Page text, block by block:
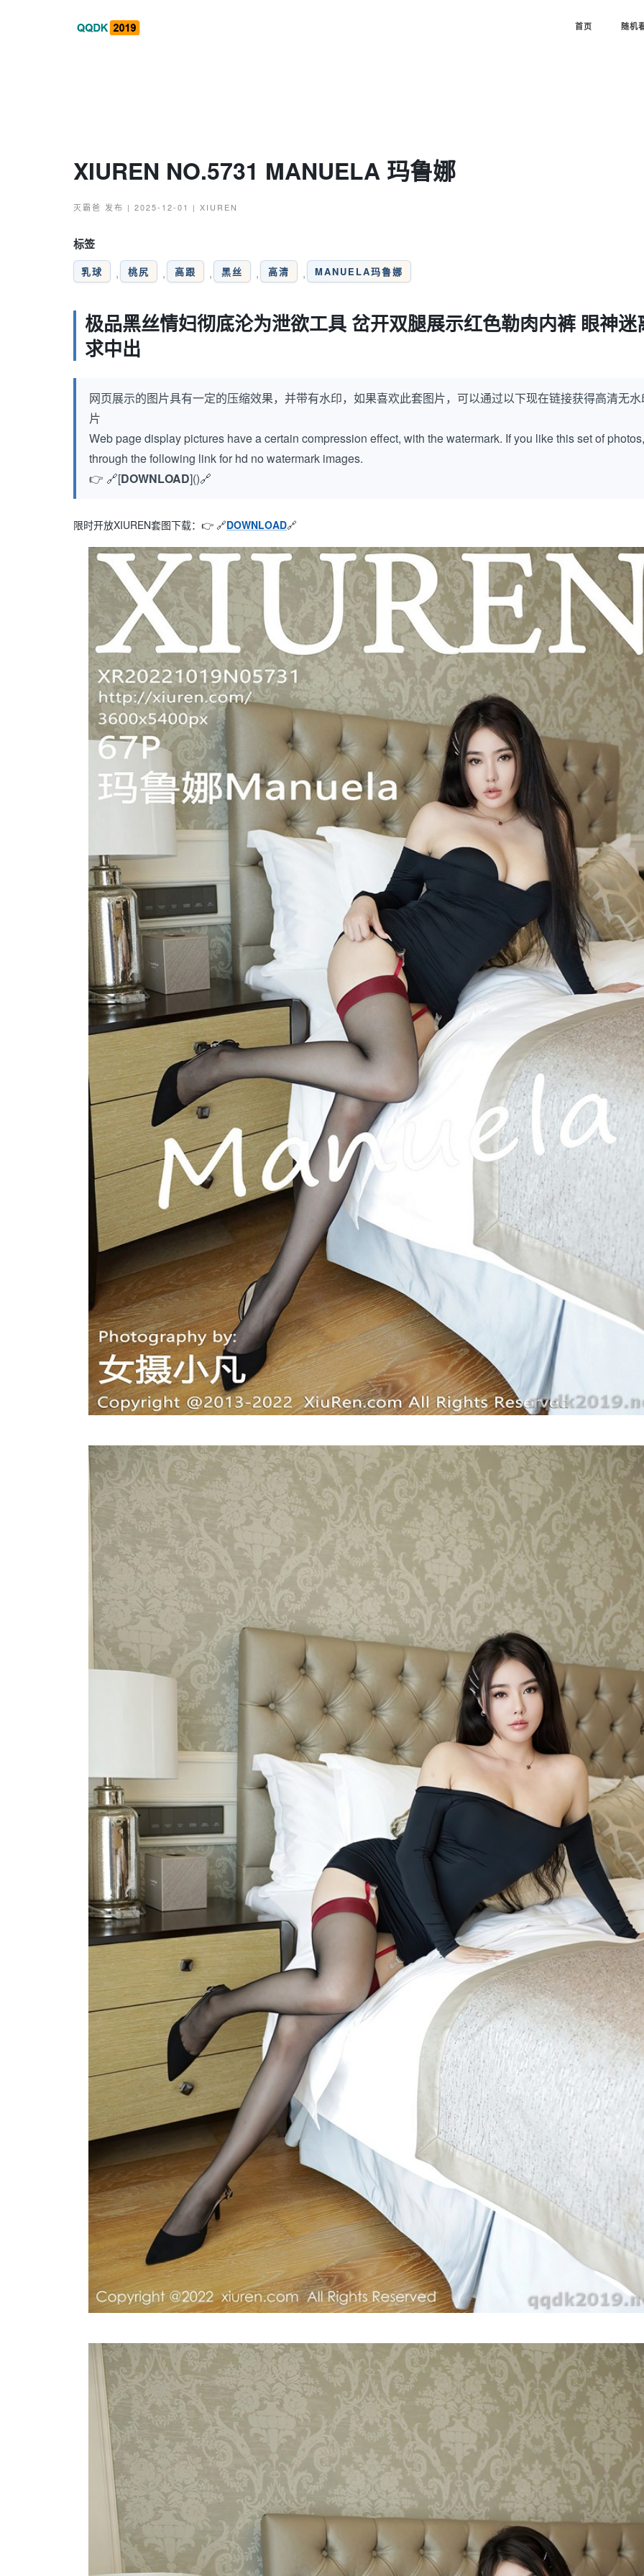
首页 随机
XIUREN NO.5731 MANUELA 玛鲁娜
灭霸爸 发布 | 2025-12-01 | XIUREN
标签
乳球 , 桃尻 , 高跟 , 黑丝 , 高清 , MANUELA玛鲁娜
极品黑丝情妇彻底沦为泄欲工具 岔开双腿展示红色勒肉内裤 眼神迷
求中出
网页展示的图片具有一定的压缩效果，并带有水印，如果喜欢此套图片，可以通过以下现在链接获得高清无
片
Web page display pictures have a certain compression effect, with the watermark. If you like this set of
through the following link for hd no watermark images.
👉 🔗[DOWNLOAD]()🔗
限时开放XIUREN套图下载：👉 🔗DOWNLOAD🔗